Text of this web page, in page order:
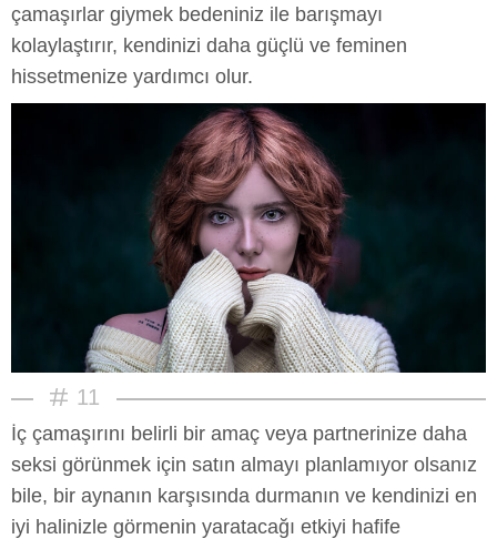
çamaşırlar giymek bedeniniz ile barışmayı
kolaylaştırır, kendinizi daha güçlü ve feminen
hissetmenize yardımcı olur.
11
İç çamaşırını belirli bir amaç veya partnerinize daha
seksi görünmek için satın almayı planlamıyor olsanız
bile, bir aynanın karşısında durmanın ve kendinizi en
iyi halinizle görmenin yaratacağı etkiyi hafife